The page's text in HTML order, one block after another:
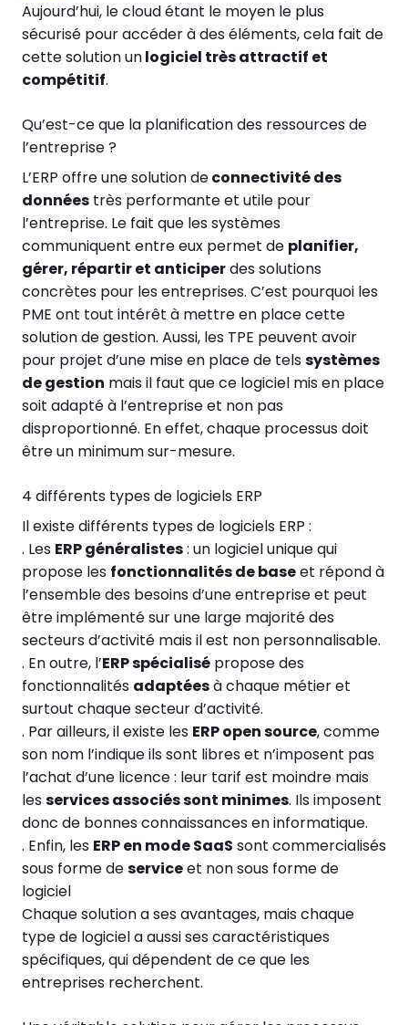
Aujourd’hui, le cloud étant le moyen le plus
sécurisé pour accéder à des éléments, cela fait de
cette solution unlogiciel très attractif et
compétitif.
Qu’est-ce que la planification des ressources de
l’entreprise ?
L’ERP offre une solution deconnectivité des
données très performante et utile pour
l’entreprise. Le fait que les systèmes
communiquent entre eux permet de planifier,
gérer, répartir et anticiperdes solutions
concrètes pour les entreprises. C’est pourquoi les
PME ont tout intérêt à mettre en place cette
solution de gestion. Aussi, les TPE peuvent avoir
pour projet d’une mise en place de telssystèmes
de gestion mais il faut que ce logiciel mis en place
soit adapté à l’entreprise et non pas
disproportionné. En effet, chaque processus doit
être un minimum sur-mesure.
4 différents types de logiciels ERP
Il existe différents types de logiciels ERP :
. Les ERP généralistes: un logiciel unique qui
propose les fonctionnalités de baseet répond à
l’ensemble des besoins d’une entreprise et peut
être implémenté sur une large majorité des
secteurs d’activité mais il est non personnalisable.
. En outre, l’ERP spécialisé propose des
fonctionnalités adaptéesà chaque métier et
surtout chaque secteur d’activité.
. Par ailleurs, il existe les ERP open source, comme
son nom l’indique ils sont libres et n’imposent pas
l’achat d’une licence : leur tarif est moindre mais
lesservices associés sont minimes. Ils imposent
donc de bonnes connaissances en informatique.
. Enfin, les ERP en mode SaaS sont commercialisés
sous forme deserviceet non sous forme de
logiciel
Chaque solution a ses avantages, mais chaque
type de logiciel a aussi ses caractéristiques
spécifiques, qui dépendent de ce que les
entreprises recherchent.